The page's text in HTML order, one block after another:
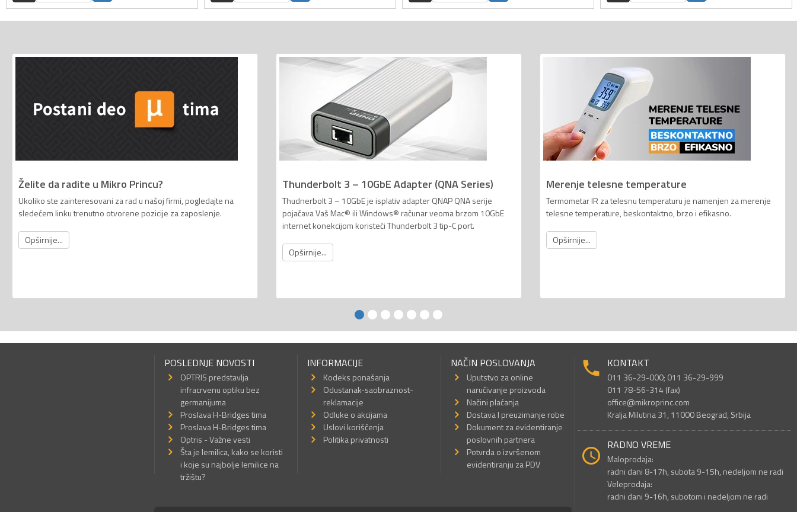
Želite da radite u Mikro Princu?
Ukoliko ste zainteresovani za rad u našoj firmi, pogledajte na
sledećem linku trenutno otvorene pozicije za zaposlenje.
Opširnije...
Thunderbolt 3 – 10GbE Adapter (QNA Series)
Thudnerbolt 3 – 10GbE je isplativ adapter QNAP QNA serije
pojačava Vaš Mac® ili Windows® računar veoma brzom 10GbE
internet konekcijom koristeći Thunderbolt 3 tip-C port.
Opširnije...
Merenje telesne temperature
Termometar IR za telesnu temperaturu je namenjen za merenje
telesne temperature, beskontaktno, brzo i efikasno.
Opširnije...
POSLEDNJE NOVOSTI
OPTRIS predstavlja
infracrvenu optiku bez
germanijuma
Proslava H-Bridges tima
Proslava H-Bridges tima
Optris - Važne vesti
Šta je lemilica, kako se koristi
i koje su najbolje lemilice na
tržištu?
INFORMACIJE
Kodeks ponašanja
Odustanak-saobraznost-
reklamacije
Odluke o akcijama
Uslovi korišćenja
Politika privatnosti
NAČIN POSLOVANJA
Uputstvo za online
naručivanje proizvoda
Načini plaćanja
Dostava I preuzimanje robe
Dokument za evidentiranje
poslovnih partnera
Potvrda o izvršenom
evidentiranju za PDV
KONTAKT
011 36-29-000; 011 36-29-999
011 78-56-314 (fax)
office@mikroprinc.com
Kralja Milutina 31, 11000 Beograd, Srbija
RADNO VREME
Maloprodaja:
radni dani 8-17h, subota 9-15h, nedeljom ne radi
Veleprodaja:
radni dani 9-16h, subotom i nedeljom ne radi